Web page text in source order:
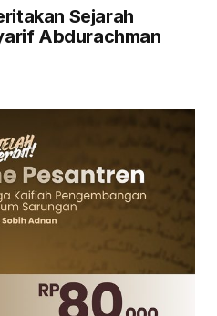
Sejarah
Abdurachman